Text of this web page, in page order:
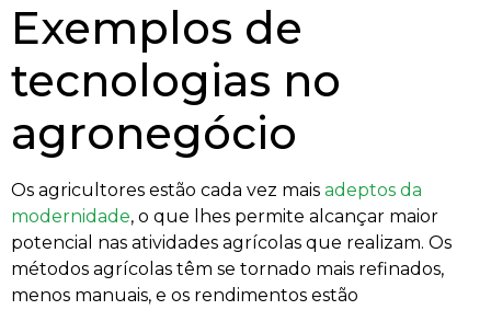
Exemplos de
tecnologias no
agronegócio
Os agricultores estão cada vez mais adeptos da
modernidade, o que lhes permite alcançar maior
potencial nas atividades agrícolas que realizam. Os
métodos agrícolas têm se tornado mais refinados,
menos manuais, e os rendimentos estão